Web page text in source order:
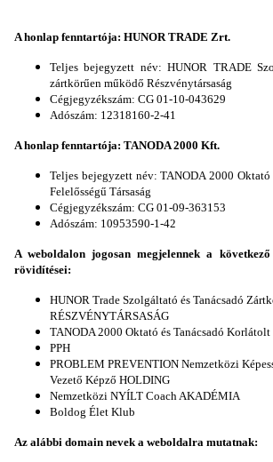
A honlap fenntartója: HUNOR TRADE Zrt.
Teljes bejegyzett név:HUNOR TRADE
zártkörűen működő Részvénytársaság
Cégjegyzékszám: CG 01-10-043629
Adószám: 12318160-2-41
A honlap fenntartója: TANODA 2000 Kft.
Teljes bejegyzett név: TANODA 2000
Felelősségű Társaság
Cégjegyzékszám: CG 01-09-363153
Adószám: 10953590-1-42
A weboldalon jogosan megjelennek a
rövidítései:
HUNOR Trade Szolgáltató és Tanácsadó
RÉSZVÉNYTÁRSASÁG
TANODA 2000 Oktató és Tanácsadó Korlátolt
PPH
PROBLEM PREVENTION Nemzetközi
Vezető Képző HOLDING
Nemzetközi NYÍLT Coach AKADÉMIA
Boldog Élet Klub
Az alábbi domain nevek a weboldalra mutatnak: